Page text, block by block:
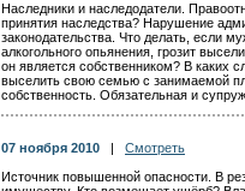
Наследники и наследодатели.
принятия наследства? Нарушение
законодательства. Что делать, если
алкогольного опьянения, грозит
он является собственником? В каких
выселить свою семью с занимаемой
собственность. Обязательная и
07 ноября 2010
Смотреть
Источник повышенной опасности. В